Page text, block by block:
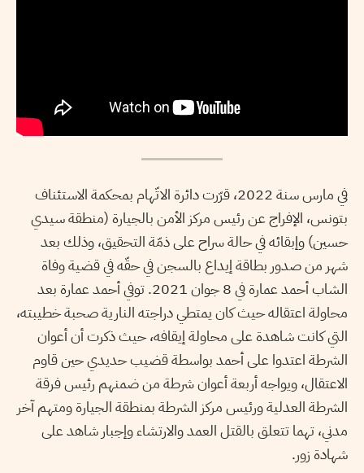
في مارس سنة 2022، قرّرت دائرة الاتّهام بمحكمة الاستئناف
بتونس، الإفراج عن رئيس مركز الأمن بالجيارة (منطقة سيدي
حسين) وإبقائه في حالة سراح على ذمّة التحقيق، وذلك بعد
شهر من صدور بطاقة إيداع بالسجن في حقّه في قضية وفاة
الشاب أحمد عمارة في 8 جوان 2021. توفي أحمد عمارة بعد
محاولة اعتقاله حيث كان يمتطي دراجته النارية صحبة خطيبته،
التي كانت شاهدة على محاولة إيقافه، حيث ذكرت أن أعوان
الشرطة اعتدوا على أحمد بواسطة قضيب حديدي حين قاوم
الاعتقال، ويواجه أربعة أعوان شرطة من ضمنهم رئيس فرقة
الشرطة العدلية ورئيس مركز الشرطة بمنطقة الجيارة ومتهم آخر
مدني، تهما تتعلق بالقتل العمد والارتشاء وإجبار شاهد على
شهادة زور.